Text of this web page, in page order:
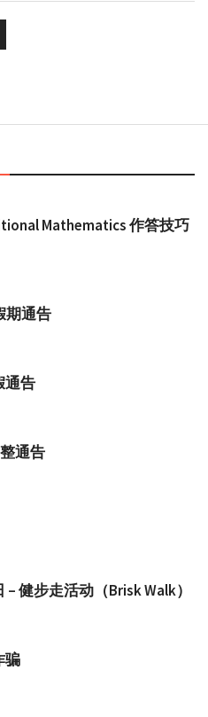
Mathematics 作答技巧
期通告
通告
通告
健步走活动（Brisk Walk）
骗